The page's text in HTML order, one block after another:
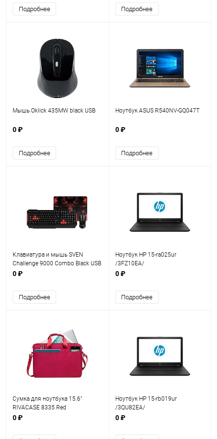
Подробнее Подробнее
Мышь Oklick 435MW black USB
0 ₽
Подробнее
Ноутбук ASUS R540NV-GQ047T
0 ₽
Подробнее
Клавиатура и мышь SVEN
Challenge 9000 Combo Black USB
0 ₽
Подробнее
Ноутбук HP 15-ra025ur
/3FZ10EA/
0 ₽
Подробнее
Сумка для ноутбука 15.6"
RIVACASE 8335 Red
0 ₽
Ноутбук HP 15-rb019ur
/3QU82EA/
0 ₽